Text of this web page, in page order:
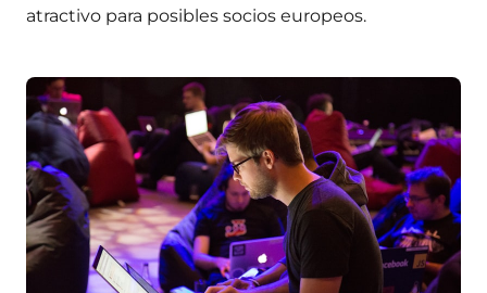
atractivo para posibles socios europeos.